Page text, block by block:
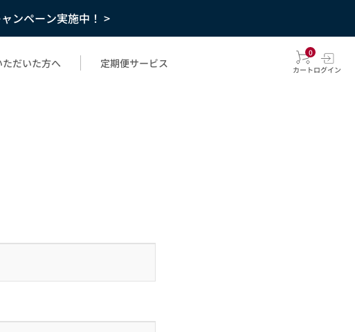
ンペーン実施中！ >
ただいた方へ 定期便サービス
0
カートログイン